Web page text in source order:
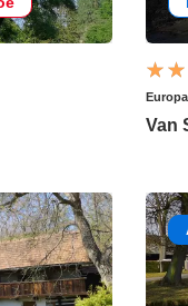
Europa
Van